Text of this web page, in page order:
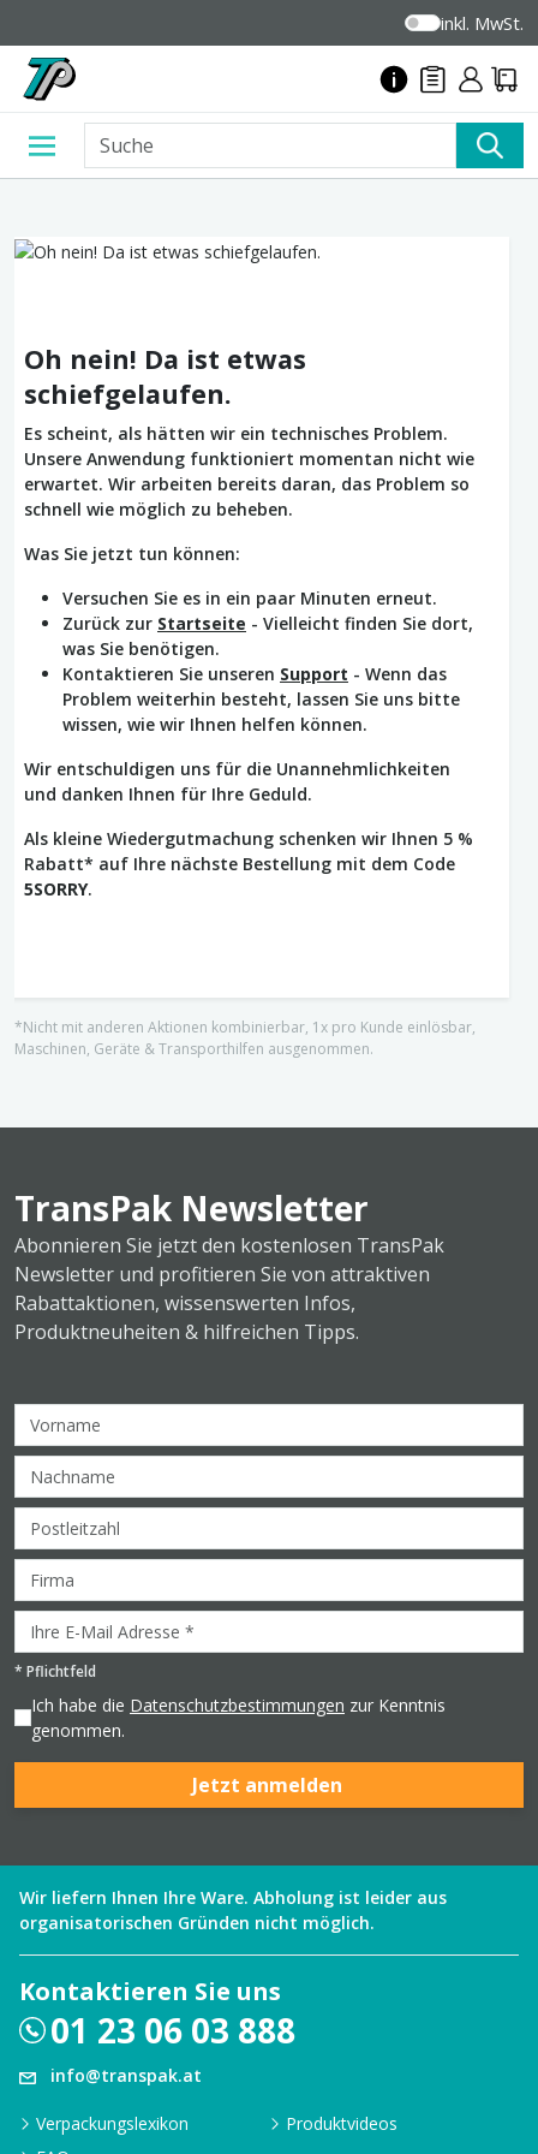
inkl. MwSt.
Oh nein! Da ist etwas
schiefgelaufen.
Es scheint, als hätten wir ein technisches Problem.
Unsere Anwendung funktioniert momentan nicht wie
erwartet. Wir arbeiten bereits daran, das Problem so
schnell wie möglich zu beheben.
Was Sie jetzt tun können:
Versuchen Sie es in ein paar Minuten erneut.
Zurück zur Startseite - Vielleicht finden Sie dort,
was Sie benötigen.
Kontaktieren Sie unseren Support - Wenn das
Problem weiterhin besteht, lassen Sie uns bitte
wissen, wie wir Ihnen helfen können.
Wir entschuldigen uns für die Unannehmlichkeiten
und danken Ihnen für Ihre Geduld.
Als kleine Wiedergutmachung schenken wir Ihnen 5 %
Rabatt* auf Ihre nächste Bestellung mit dem Code
5SORRY.
*Nicht mit anderen Aktionen kombinierbar, 1x pro Kunde einlösbar,
Maschinen, Geräte & Transporthilfen ausgenommen.
TransPak Newsletter
Abonnieren Sie jetzt den kostenlosen TransPak
Newsletter und profitieren Sie von attraktiven
Rabattaktionen, wissenswerten Infos,
Produktneuheiten & hilfreichen Tipps.
* Pflichtfeld
Ich habe die Datenschutzbestimmungen zur Kenntnis
genommen.
Jetzt anmelden
Wir liefern Ihnen Ihre Ware. Abholung ist leider aus
organisatorischen Gründen nicht möglich.
Kontaktieren Sie uns
01 23 06 03 888
info@transpak.at
Verpackungslexikon
Produktvideos